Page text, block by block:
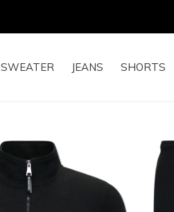
SWEATER JEANS SHORTS